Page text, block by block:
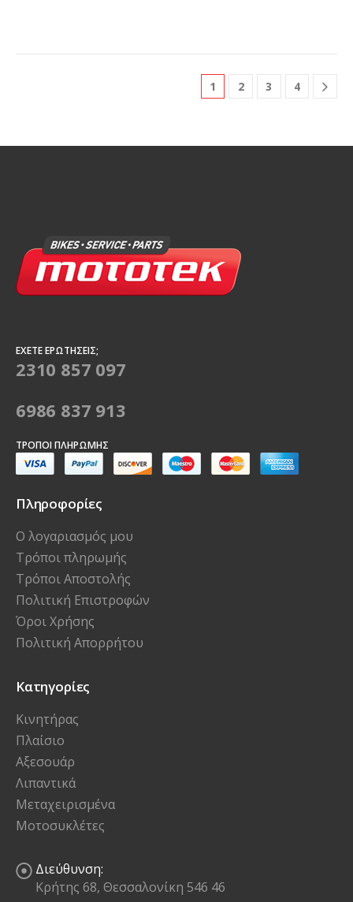
1 2 3 4
ΈΧΕΤΕ ΕΡΩΤΉΣΕΙΣ;
2310 857 097
6986 837 913
ΤΡΌΠΟΙ ΠΛΗΡΩΜΉΣ
Πληροφορίες
Ο λογαριασμός μου
Τρόποι πληρωμής
Τρόποι Αποστολής
Πολιτική Επιστροφών
Όροι Χρήσης
Πολιτική Απορρήτου
Κατηγορίες
Κινητήρας
Πλαίσιο
Αξεσουάρ
Λιπαντικά
Μεταχειρισμένα
Μοτοσυκλέτες
Διεύθυνση:
Κρήτης 68, Θεσσαλονίκη 546 46